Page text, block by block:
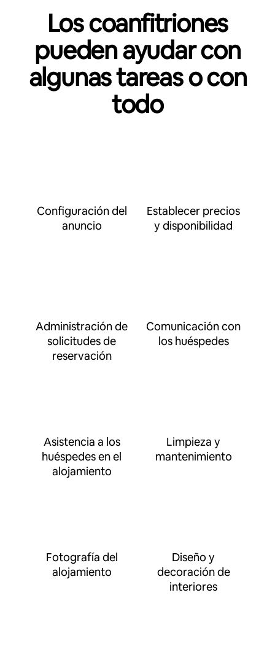
Los coanfitriones
pueden ayudar con
algunas tareas o con
todo
Configuración del
anuncio
Establecer precios
y disponibilidad
Administración de
solicitudes de
reservación
Comunicación con
los huéspedes
Asistencia a los
huéspedes en el
alojamiento
Limpieza y
mantenimiento
Fotografía del
alojamiento
Diseño y
decoración de
interiores